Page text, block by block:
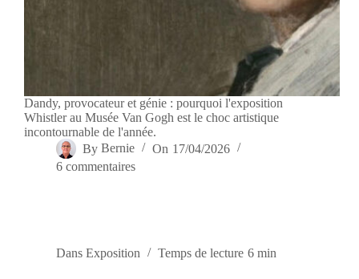
Dandy, provocateur et génie : pourquoi l'exposition
Whistler au Musée Van Gogh est le choc artistique
incontournable de l'année.
By Bernie On 17/04/2026
6 commentaires
Dans Exposition Temps de lecture 6 min